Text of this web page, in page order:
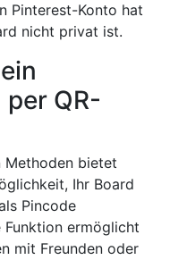
Pinterest-Konto hat
nicht privat ist.
QR-
Methoden bietet
Ihr Board
Pincode
ermöglicht
mit Freunden oder